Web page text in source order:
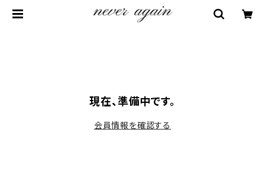
現在、準備中です。
会員情報を確認する